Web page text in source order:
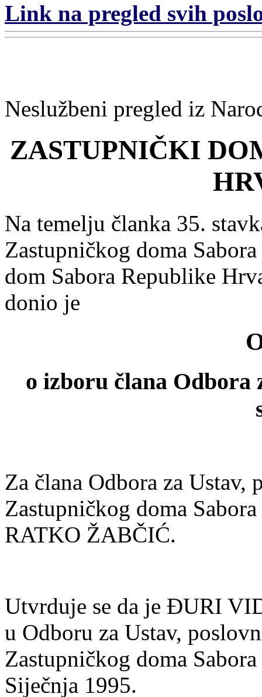
Link na pregled svih
Neslužbeni pregled iz
ZASTUPNIČKI
Na temelju članka 35.
Zastupničkog doma
dom Sabora Republike
donio je
o izboru člana Odbora
Za člana Odbora za
Zastupničkog doma
RATKO ŽABČIĆ.
Utvrduje se da je ÐURI
u Odboru za Ustav,
Zastupničkog doma
Siječnja 1995.